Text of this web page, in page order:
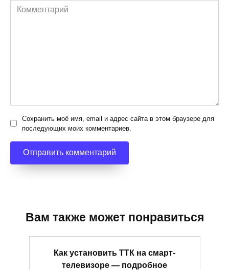
Комментарий
Сохранить моё имя, email и адрес сайта в этом браузере для
последующих моих комментариев.
Вам также может понравиться
Как установить ТТК на смарт-
телевизоре — подробное